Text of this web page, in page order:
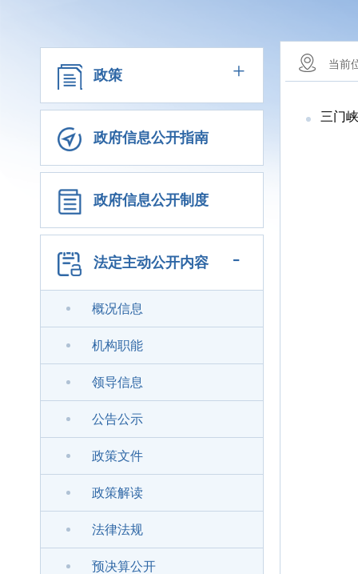
政策 +
政府信息公开指南
政府信息公开制度
法定主动公开内容 -
概况信息
机构职能
领导信息
公告公示
政策文件
政策解读
法律法规
预决算公开
当前
三门